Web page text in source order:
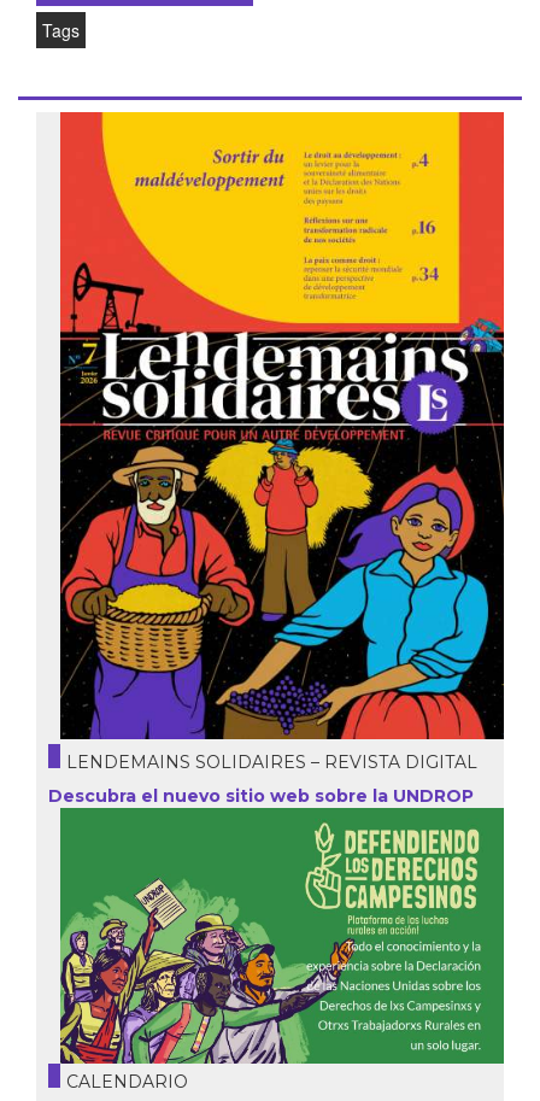
Tags
LENDEMAINS SOLIDAIRES – REVISTA DIGITAL
Descubra el nuevo sitio web sobre la UNDROP
CALENDARIO